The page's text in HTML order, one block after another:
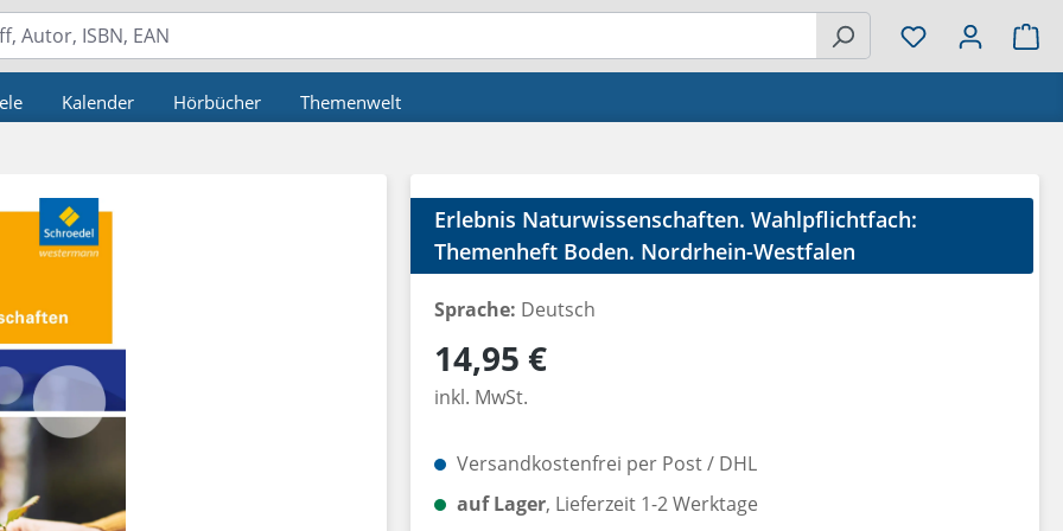
Kalender Hörbücher Themenwelt
Erlebnis Naturwissenschaften. Wahlpflichtfach:
Themenheft Boden. Nordrhein-Westfalen
Sprache: Deutsch
Regulärer Preis:
14,95 €
inkl. MwSt.
Versandkostenfrei per Post / DHL
auf Lager, Lieferzeit 1-2 Werktage